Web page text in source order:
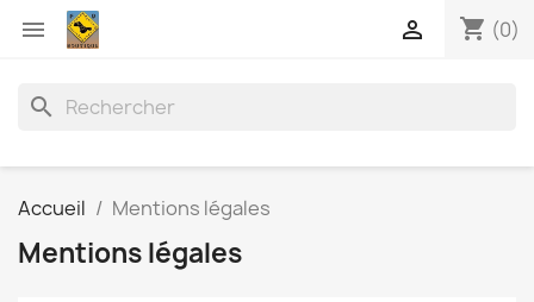
 shopping_cart (0)

search
Accueil Mentions légales
Mentions légales